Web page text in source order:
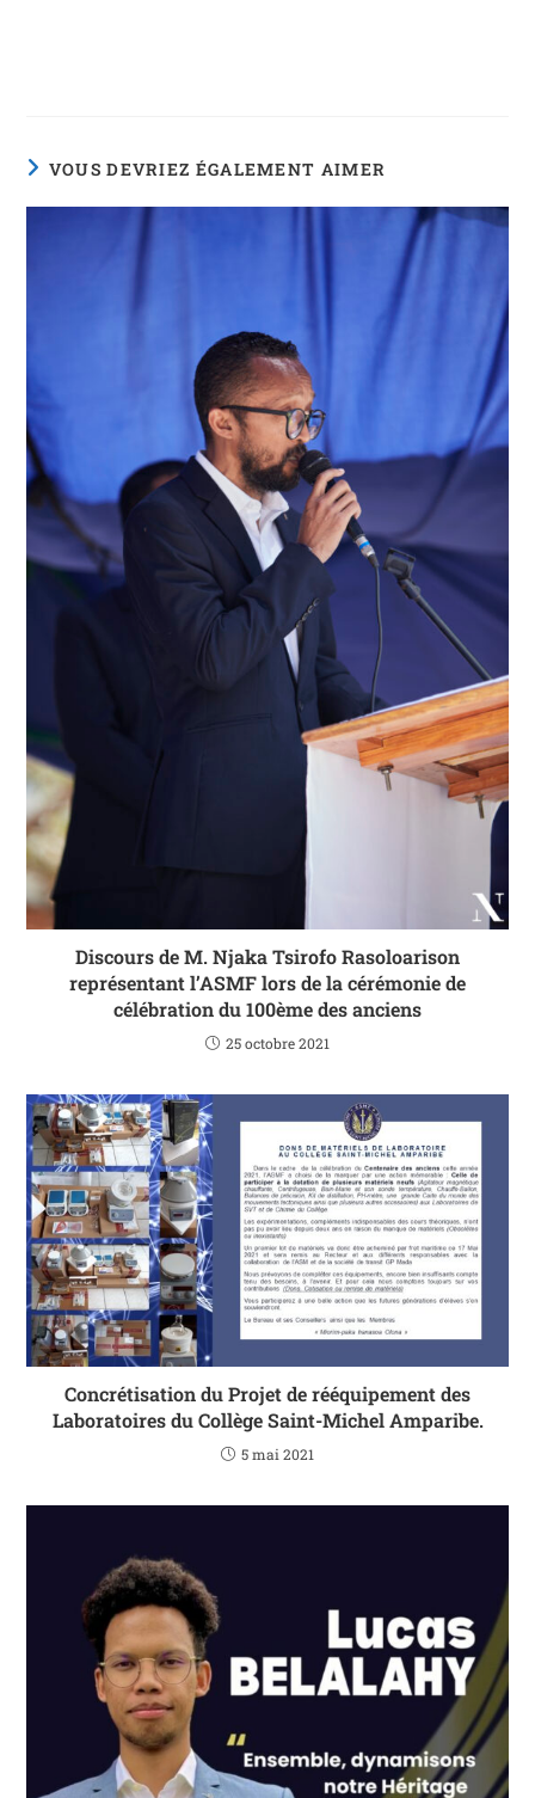
VOUS DEVRIEZ ÉGALEMENT AIMER
Discours de M. Njaka Tsirofo Rasoloarison
représentant l’ASMF lors de la cérémonie de
célébration du 100ème des anciens
25 octobre 2021
Concrétisation du Projet de rééquipement des
Laboratoires du Collège Saint-Michel Amparibe.
5 mai 2021